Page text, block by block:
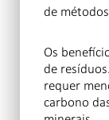
de
Os
de
requer
carbono